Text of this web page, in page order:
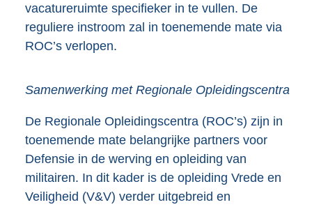
vacatureruimte specifieker in te vullen. De
reguliere instroom zal in toenemende mate via
ROC’s verlopen.
Samenwerking met Regionale Opleidingscentra
De Regionale Opleidingscentra (ROC’s) zijn in
toenemende mate belangrijke partners voor
Defensie in de werving en opleiding van
militairen. In dit kader is de opleiding Vrede en
Veiligheid (V&V) verder uitgebreid en